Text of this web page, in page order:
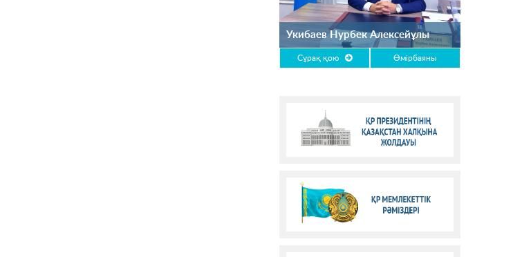
Укибаев Нурбек Алексейұлы
Сұрақ қою Өмірбаяны